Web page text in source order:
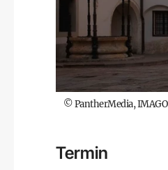
©PantherMedia, IMAGO
Termin